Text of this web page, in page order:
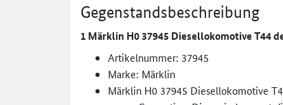
Gegenstandsbeschreibung
1 Märklin H0 37945 Diesellokomotive T44
Artikelnummer: 37945
Marke: Märklin
Märklin H0 37945 Diesellokomotive